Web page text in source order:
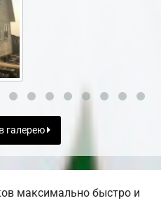
галерею
максимально быстро и